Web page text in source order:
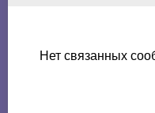
Нет связанных